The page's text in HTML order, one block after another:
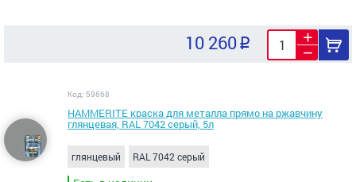
10 260
Код: 59668
HAMMERITE краска для металла прямо на ржавчину
глянцевая, RAL 7042 серый, 5л
глянцевый RAL 7042 серый